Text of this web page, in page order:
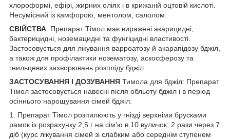
хлороформі, ефірі, жирних оліях і в крижаній оцтовій кислоті.
Несумісний із камфорою, ментолом, салолом.
СВІЙСТВА: Препарат Тімол має виражені акарицидні,
бактерицидні, ноземацидні та фунгіцидні властивості.
Застосовується для лікування варроатозу й акарапідозу бджіл,
а також для профілактики нозематозу, аскосферозу та
гнильцевих захворювань розпліду бджіл.
ЗАСТОСУВАННЯ І ДОЗУВАННЯ Тимола для бджіл: Препарат
Тімол застосовується навесні після обльоту бджіл і в період
осіннього нарощування сімей бджіл.
1. Препарат Тімол розпилюють у гнізді верхніми брусками
рамок із розрахунку 2,5 г на сім'ю в 10 вуличок; 2 рази через 7
діб (курс лікування сімей зі слабким або середнім ступенем